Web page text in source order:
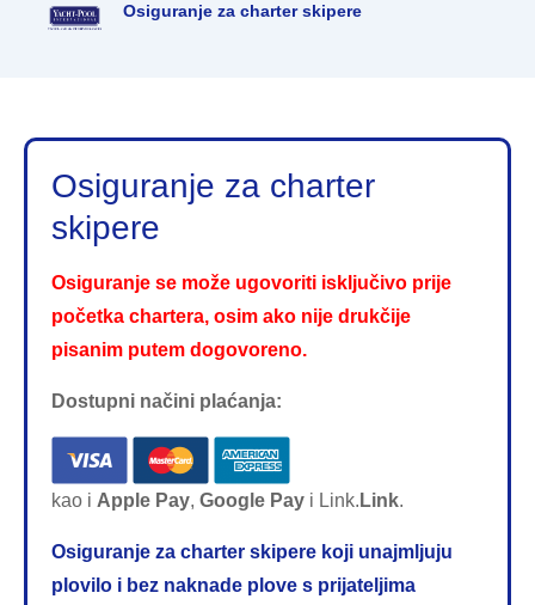
Osiguranje za charter skipere
Osiguranje za charter
skipere
Osiguranje se može ugovoriti isključivo prije
početka chartera, osim ako nije drukčije
pisanim putem dogovoreno.
Dostupni načini plaćanja:
kao i Apple Pay, Google Pay i Link. Link.
Osiguranje za charter skipere koji unajmljuju
plovilo i bez naknade plove s prijateljima